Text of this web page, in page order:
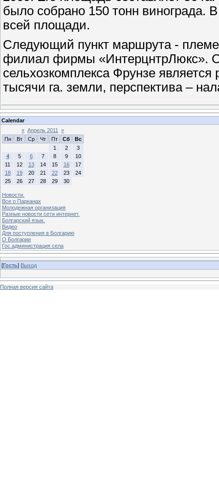
было собрано 150 тонн винограда.
всей площади.
Следующий пункт маршрута -
филиал фирмы «ИнтерцнтрЛюкс».
сельхозкомплекса Фрунзе
тысячи га. земли, перспектива –
Calendar
« Апрель 2011
»
Пн
Вт Ср Чт Пт Сб
Вс
1
2
3
4
5 6 7 8 9
10
11
12 13 14 15 16
17
18
19 20 21 22 23
24
25
26 27 28 29 30
Новости.
Все о Парканах
Молодежная организация
Разные новости сети интернет.
Болгарский язык.
Видео
Для поступления в Болгарию
О Болгарии
Гос.администрация села
[Гость] Выход
Полная версия сайта